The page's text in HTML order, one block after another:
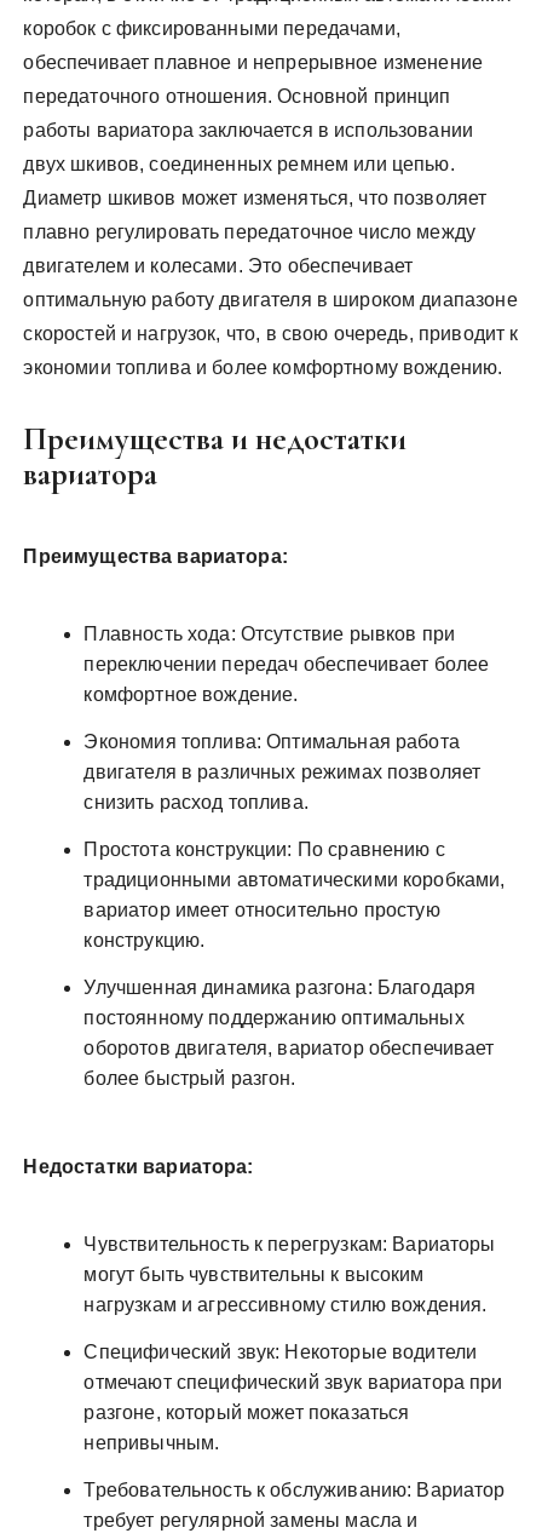
коробок с фиксированными передачами,
обеспечивает плавное и непрерывное изменение
передаточного отношения. Основной принцип
работы вариатора заключается в использовании
двух шкивов, соединенных ремнем или цепью.
Диаметр шкивов может изменяться, что позволяет
плавно регулировать передаточное число между
двигателем и колесами. Это обеспечивает
оптимальную работу двигателя в широком диапазоне
скоростей и нагрузок, что, в свою очередь, приводит к
экономии топлива и более комфортному вождению.
Преимущества и недостатки
вариатора
Преимущества вариатора:
Плавность хода: Отсутствие рывков при
переключении передач обеспечивает более
комфортное вождение.
Экономия топлива: Оптимальная работа
двигателя в различных режимах позволяет
снизить расход топлива.
Простота конструкции: По сравнению с
традиционными автоматическими коробками,
вариатор имеет относительно простую
конструкцию.
Улучшенная динамика разгона: Благодаря
постоянному поддержанию оптимальных
оборотов двигателя, вариатор обеспечивает
более быстрый разгон.
Недостатки вариатора:
Чувствительность к перегрузкам: Вариаторы
могут быть чувствительны к высоким
нагрузкам и агрессивному стилю вождения.
Специфический звук: Некоторые водители
отмечают специфический звук вариатора при
разгоне, который может показаться
непривычным.
Требовательность к обслуживанию: Вариатор
требует регулярной замены масла и